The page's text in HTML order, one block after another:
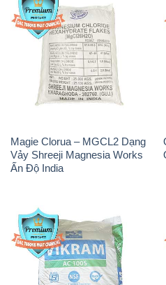
Magie Clorua – MGCL2 Dạng
Vảy Shreeji Magnesia Works
Ấn Độ India